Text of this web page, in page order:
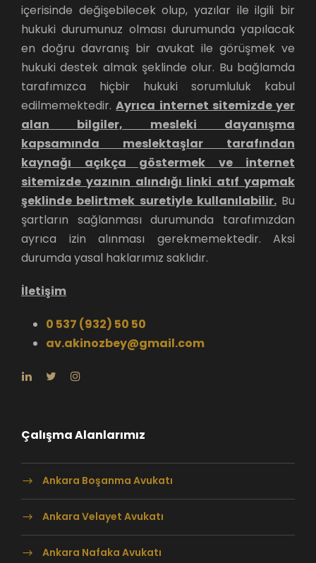
içerisinde değişebilecek olup, yazılar ile ilgili bir
hukuki durumunuz olması durumunda yapılacak
en doğru davranış bir avukat ile görüşmek ve
hukuki destek almak şeklinde olur. Bu bağlamda
tarafımızca hiçbir hukuki sorumluluk kabul
edilmemektedir.Ayrıca internet sitemizde yer
alan bilgiler, mesleki dayanışma
kapsamında meslektaşlar tarafından
kaynağı açıkça göstermek ve internet
sitemizde yazının alındığı linki atıf yapmak
şeklinde belirtmek suretiyle kullanılabilir.Bu
şartların sağlanması durumunda tarafımızdan
ayrıca izin alınması gerekmemektedir. Aksi
durumda yasal haklarımız saklıdır.
İletişim
0 537 (932) 50 50
av.akinozbey@gmail.com
Çalışma Alanlarımız
Ankara Boşanma Avukatı
Ankara Velayet Avukatı
Ankara Nafaka Avukatı